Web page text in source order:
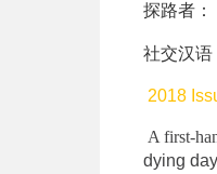
探路者：
社交汉语
2018
A first-
dying